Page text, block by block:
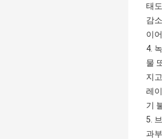
태
감
이
4. 녹
물
지
레
기
5.
과